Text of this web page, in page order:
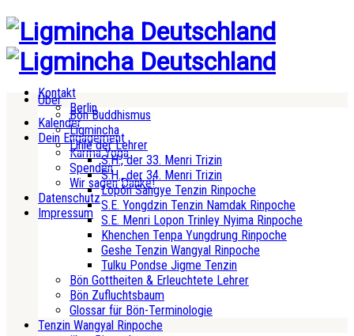
Kontakt
Berlin
Kalender
Dein Engagement
Karma Yoga
Spenden
Wir sagen Danke!
Datenschutz
Impressum
Über
Bön Buddhismus
Ligmincha
Linie der Lehrer
S.H., der 33. Menri Trizin
S.H., der 34. Menri Trizin
Lopön Sangye Tenzin Rinpoche
S.E. Yongdzin Tenzin Namdak Rinpoche
S.E. Menri Lopon Trinley Nyima Rinpoche
Khenchen Tenpa Yungdrung Rinpoche
Geshe Tenzin Wangyal Rinpoche
Tulku Pondse Jigme Tenzin
Bön Gottheiten & Erleuchtete Lehrer
Bön Zufluchtsbaum
Glossar für Bön-Terminologie
Tenzin Wangyal Rinpoche